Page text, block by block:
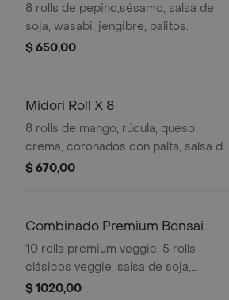
8 rolls de pepino,sésamo, salsa de
soja, wasabi, jengibre, palitos.
$ 650,00
Midori Roll X 8
8 rolls de mango, rúcula, queso
crema, coronados con palta, salsa de
soja, wasabi, jengibre, palitos.
$ 670,00
Combinado Premium Bonsai
Veggie X 15
10 rolls premium veggie, 5 rolls
clásicos veggie, salsa de soja,
wasabi, jengibre, palitos.
$ 1020,00